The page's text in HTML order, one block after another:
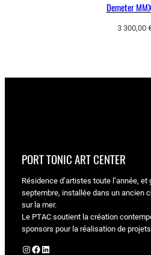
Demeter
3 300,00
PORT TONIC ART CENTER
Résidence d’artistes toute l’année, et
septembre, installée dans un ancien
sur la mer.
Le PTAC soutient la création
sponsors pour la réalisation de
Instagram Facebook LinkedIn